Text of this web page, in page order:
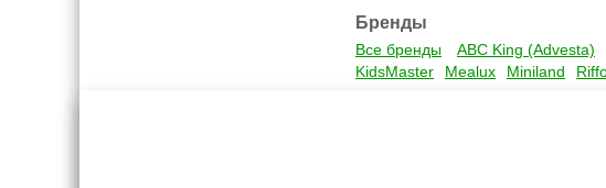
Бренды
Все бренды ABC King (Advesta)
KidsMaster
Mealux Miniland